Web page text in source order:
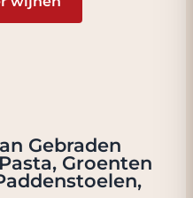
Gebraden
Groenten